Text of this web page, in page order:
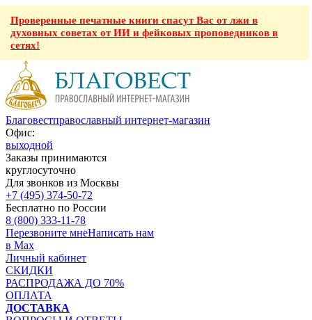
Проверенные печатные книги спасут Вас от лжи в
духовных советах от ИИ и фейковых проповедников в
сетях!
Благовестправославный интернет-магазин
Офис:
выходной
Заказы принимаются
круглосуточно
Для звонков из Москвы
+7 (495) 374-50-72
Бесплатно по России
8 (800) 333-11-78
Перезвоните мнеНаписать нам
в Max
Личный кабинет
СКИДКИ
РАСПРОДАЖА ДО 70%
ОПЛАТА
ДОСТАВКА